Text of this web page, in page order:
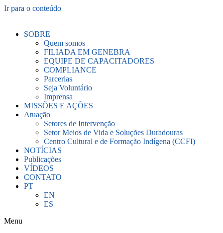
Ir para o conteúdo
SOBRE
Quem somos
FILIADA EM GENEBRA
EQUIPE DE CAPACITADORES
COMPLIANCE
Parcerias
Seja Voluntário
Imprensa
MISSÕES E AÇÕES
Atuação
Setores de Intervenção
Setor Meios de Vida e Soluções Duradouras
Centro Cultural e de Formação Indígena (CCFI)
NOTÍCIAS
Publicações
VÍDEOS
CONTATO
PT
EN
ES
Menu